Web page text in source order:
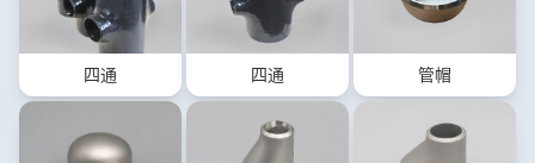
四通 四通 管帽